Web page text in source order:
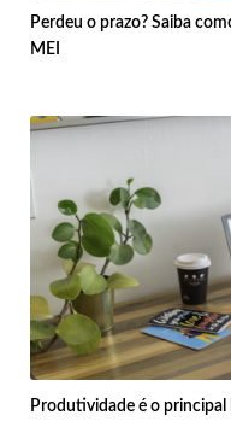
Perdeu o prazo? Saiba
MEI
Produtividade é o principal